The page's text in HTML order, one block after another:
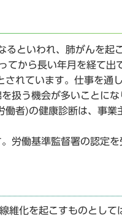
といわれ、肺がんを起
から長い年月を経て出
れています。仕事を通
扱う機会が多いことに
者)の健康診断は、事業
労働基準監督署の認定
維化を起こすものとして